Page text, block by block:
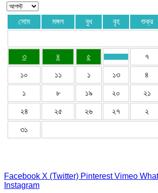
সোম মঙ্গল বুধ বৃহ শুক্র
৩ ৪ ৫ ৭
১০ ১১ ১ ১৩ ৪
১ ৮ ১৯ ২০ ২১
২৪ ২৫ ২৬ ২৭ ২
৩১
Facebook X (Twitter) Pinterest Vimeo
Instagram